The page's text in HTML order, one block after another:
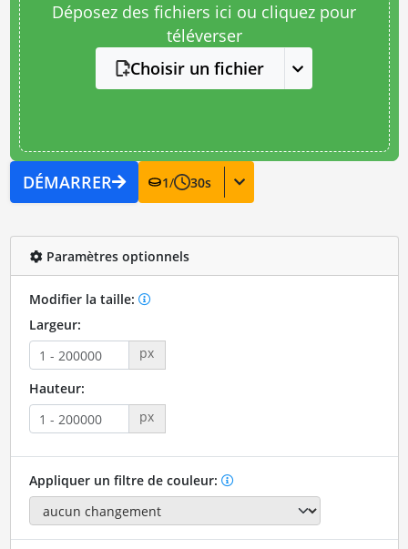
Déposez des fichiers ici ou cliquez pour
téléverser
Choisir un fichier
DÉMARRER 1/ 30s
Paramètres optionnels
Modifier la taille:
Largeur:
px
Hauteur:
px
Appliquer un filtre de couleur: